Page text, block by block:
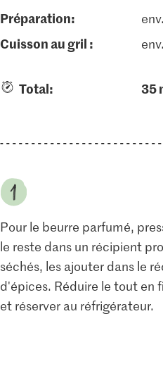
Préparation:
cuisson au gril :
Total: 35
Pour le beurre parfumé,
le reste dans un récipient
séchés, les ajouter dans le
d'épices. Réduire le tout en
et réserver au réfrigérateur.